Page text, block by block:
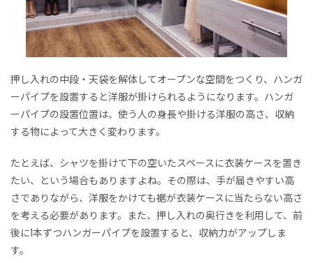
押し入れの中段・天袋を解体してオープンな空間をつくり、ハンガ
ーパイプを設置すると洋服が掛けられるようになります。ハンガ
ーパイプの設置位置は、使う人の身長や掛ける洋服の高さ、収納
する物によって大きく変わります。
たとえば、シャツを掛けて下の空いたスペースに衣装ケースを置き
たい、という場合もありますよね。その際は、手が届きやすい高
さでありながら、洋服をかけても裾が衣装ケースに当たらない高さ
を考える必要があります。また、押し入れの奥行きを利用して、前
後に1本ずつハンガーパイプを設置すると、収納力がアップしま
す。